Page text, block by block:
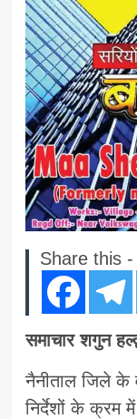
Share this -
समाचार शगुन
नैनीताल जिले के
निर्देशों के क्रम